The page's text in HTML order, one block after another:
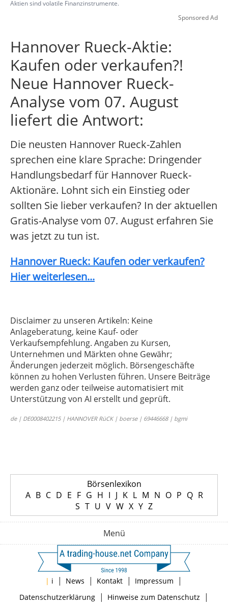
Aktien sind volatile Finanzinstrumente.
Sponsored Ad
Hannover Rueck-Aktie:
Kaufen oder verkaufen?!
Neue Hannover Rueck-
Analyse vom 07. August
liefert die Antwort:
Die neusten Hannover Rueck-Zahlen
sprechen eine klare Sprache: Dringender
Handlungsbedarf für Hannover Rueck-
Aktionäre. Lohnt sich ein Einstieg oder
sollten Sie lieber verkaufen? In der aktuellen
Gratis-Analyse vom 07. August erfahren Sie
was jetzt zu tun ist.
Hannover Rueck: Kaufen oder verkaufen?
Hier weiterlesen...
Disclaimer zu unseren Artikeln: Keine
Anlageberatung, keine Kauf- oder
Verkaufsempfehlung. Angaben zu Kursen,
Unternehmen und Märkten ohne Gewähr;
Änderungen jederzeit möglich. Börsengeschäfte
können zu hohen Verlusten führen. Unsere Beiträge
werden ganz oder teilweise automatisiert mit
Unterstützung von AI erstellt und geprüft.
de | DE0008402215 | HANNOVER RüCK | boerse | 69446668 | bgmi
Börsenlexikon
A B C D E F G H I J K L M N O P Q R
S T U V W X Y Z
Menü
| i | News | Kontakt | Impressum |
Datenschutzerklärung| Hinweise zum Datenschutz
|